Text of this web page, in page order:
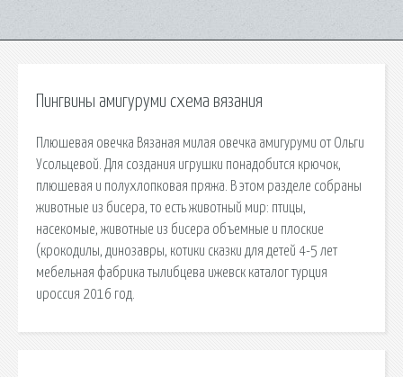
Пингвины амигуруми схема вязания
Плюшевая овечка Вязаная милая овечка амигуруми от Ольги
Усольцевой. Для создания игрушки понадобится крючок,
плюшевая и полухлопковая пряжа. В этом разделе собраны
животные из бисера, то есть животный мир: птицы,
насекомые, животные из бисера объемные и плоские
(крокодилы, динозавры, котики сказки для детей 4-5 лет
мебельная фабрика тылибцева ижевск каталог турция
ироссия 2016 год.